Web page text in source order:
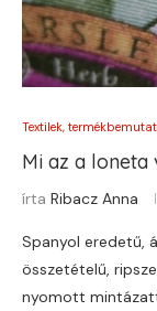
Textilek,
Mi az a loneta
írta Ribacz Anna
Spanyol eredetű,
összetételű,
nyomott